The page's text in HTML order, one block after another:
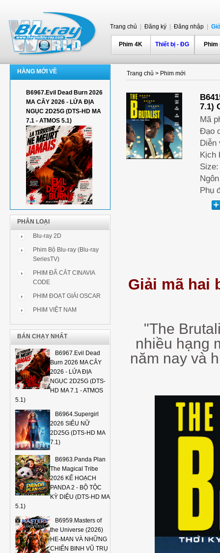
Trang chủ Đăng ký Đăng nhập
Phim 4K Thiết bị - ĐG
HÀNG MỚI VỀ
B6967.Evil Dead Burn 2026
MA CÂY 2026 - LỬA ĐỊA
NGỤC 2D25G (DTS-HD MA
7.1 - ATMOS 5.1)
PHÂN LOẠI
Blu-ray 2D
Phim Bộ Blu-ray (Blu-ray
SeriesTV)
PHIM ĐÃ CẮT CINAVIA
CODE
PHIM ĐOẠT GIẢI OSCAR
PHIM VIỆT NAM
BÁN CHẠY NHẤT
B6967.Evil Dead
Burn 2026 MA CÂY
2026 - LỬA ĐỊA
NGỤC 2D25G (DTS-
HD MA 7.1 - ATMOS
5.1)
B6964.Supergirl
2026 SIÊU NỮ
2D25G (DTS-HD MA
7.1)
B6963.Panda Plan
The Magical Tribe
2026 KẾ HOẠCH
PANDA 2 - BỘ TỘC
KỲ DIỆU (DTS-HD MA
5.1)
B6959.Masters of
the Universe (2026)
HE-MAN VÀ NHỮNG
CHIẾN BINH VŨ TRỤ
Trang chủ > Phim mới
7.1)
Mã
Đạo
Diễn
Kịch
Phụ
Giải mã hai
"The
nhiều hạng
năm nay và